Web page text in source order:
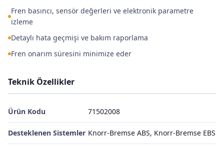
Fren basıncı, sensör değerleri ve elektronik parametre
izleme
Detaylı hata geçmişi ve bakım raporlama
Fren onarım süresini minimize eder
Teknik Özellikler
Ürün Kodu 71502008
Desteklenen Sistemler Knorr-Bremse ABS, Knorr-Bremse EBS